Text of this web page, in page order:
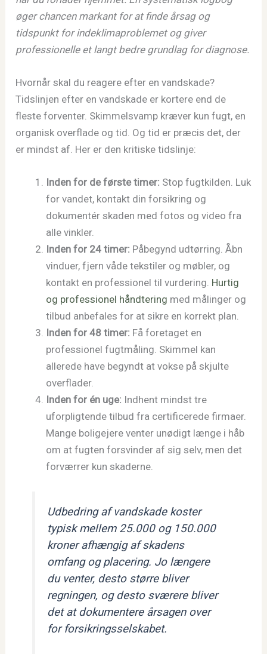
øger chancen markant for at finde årsag og
tidspunkt for indeklimaproblemet og giver
professionelle et langt bedre grundlag for diagnose.
Hvornår skal du reagere efter en vandskade?
Tidslinjen efter en vandskade er kortere end de
fleste forventer. Skimmelsvamp kræver kun fugt, en
organisk overflade og tid. Og tid er præcis det, der
er mindst af. Her er den kritiske tidslinje:
Inden for de første timer: Stop fugtkilden. Luk
for vandet, kontakt din forsikring og
dokumentér skaden med fotos og video fra
alle vinkler.
Inden for 24 timer: Påbegynd udtørring. Åbn
vinduer, fjern våde tekstiler og møbler, og
kontakt en professionel til vurdering. Hurtig
og professionel håndtering med målinger og
tilbud anbefales for at sikre en korrekt plan.
Inden for 48 timer: Få foretaget en
professionel fugtmåling. Skimmel kan
allerede have begyndt at vokse på skjulte
overflader.
Inden for én uge: Indhent mindst tre
uforpligtende tilbud fra certificerede firmaer.
Mange boligejere venter unødigt længe i håb
om at fugten forsvinder af sig selv, men det
forværrer kun skaderne.
Udbedring af vandskade koster
typisk mellem 25.000 og 150.000
kroner afhængig af skadens
omfang og placering. Jo længere
du venter, desto større bliver
regningen, og desto sværere bliver
det at dokumentere årsagen over
for forsikringsselskabet.